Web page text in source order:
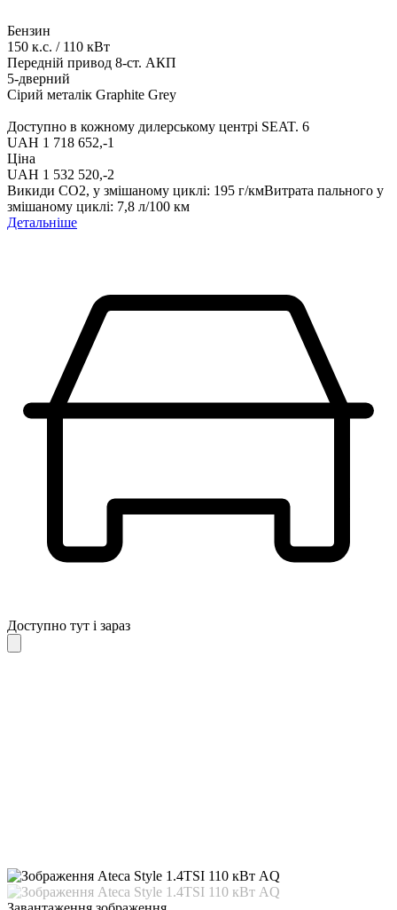
Бензин
150 к.с. / 110 кВт
Передній привод 8-ст. АКП
5-дверний
Сірий металік Graphite Grey
Доступно в кожному дилерському центрі SEAT. 6
UAH 1 718 652,-‍1
Ціна
UAH 1 532 520,-‍2
Викиди СО2, у змішаному циклі: 195 г/кмВитрата пального у
змішаному циклі: 7,8 л/100 км
Детальніше
Доступно тут і зараз